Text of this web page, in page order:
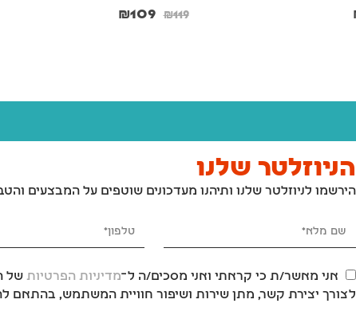
₪119
₪109
הניוזלטר שלנו
הירשמו לניוזלטר שלנו ותיהנו מעדכונים שוטפים על המבצעים
אני מאשר/ת כי קראתי ואני מסכים/ה ל־מדיניות הפרטיות של
לצורך יצירת קשר, מתן שירות ושיפור חוויית המשתמש, בהתאם